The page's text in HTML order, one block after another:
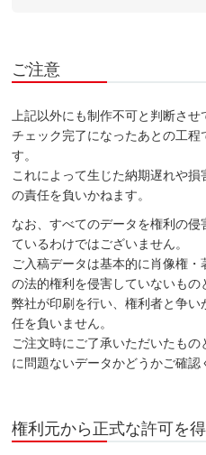
ご注意
上記以外にも制作不可と判断さ
チェック完了になったあとの工
す。
これによって生じた納期遅れや
の責任を負いかねます。
なお、すべてのデータを権利の
ているわけではございません。
ご入稿データは基本的に肖像権
の法的権利を侵害していないもの
弊社が印刷を行い、権利者と争
任を負いません。
ご注文時にご了承いただいたも
に問題ないデータかどうかご確認
権利元から正式な許可を